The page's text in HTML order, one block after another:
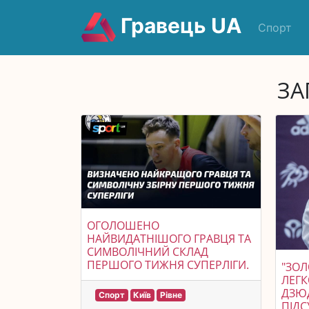
Гравець UA Спорт
ОГОЛОШЕНО
НАЙВИДАТНІШОГО ГРАВЦЯ ТА
СИМВОЛІЧНИЙ СКЛАД
ПЕРШОГО ТИЖНЯ СУПЕРЛІГИ.
Спорт Київ Рівне